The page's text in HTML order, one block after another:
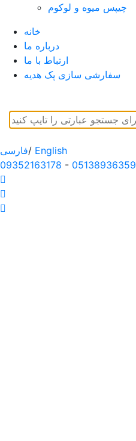
چیپس میوه و لوکوم
خانه
درباره ما
ارتباط با ما
سفارشی سازی پک هدیه
فارسی/ English
09352163178 - 05138936359